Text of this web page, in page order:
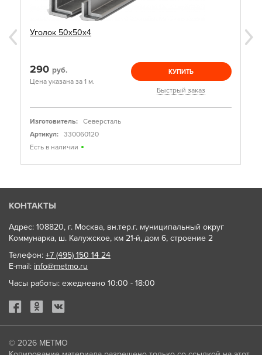
Уголок 50х50х4
290 руб.
Цена указана за 1 м.
КУПИТЬ
Быстрый заказ
Изготовитель:
Северсталь
Артикул:
330060120
Есть в наличии
КОНТАКТЫ
Адрес: 108820, г. Москва, вн.тер.г. муниципальный округ
Коммунарка, ш. Калужское, км 21-й, дом 6, строение 2
Телефон: +7 (495) 150 14 24
E-mail: info@metmo.ru
Часы работы: ежедневно 10:00 - 18:00
© 2026 МЕТМО